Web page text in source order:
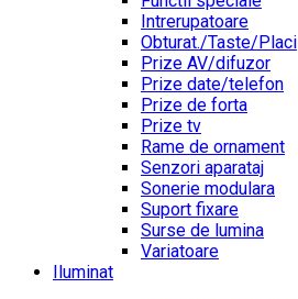
Intrerupatoare
Obturat./Taste/Placi
Prize AV/difuzor
Prize date/telefon
Prize de forta
Prize tv
Rame de ornament
Senzori aparataj
Sonerie modulara
Suport fixare
Surse de lumina
Variatoare
Iluminat